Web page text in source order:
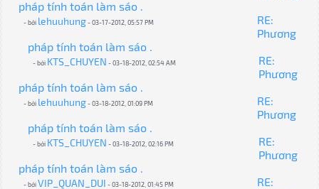
pháp tính toán làm sáo .
- bởi lehuuhung- 03-17-2012, 05:57 PM
RE:
Phương
pháp tính toán làm sáo .
- bởi KTS_CHUYEN - 03-18-2012, 02:54 AM
RE:
Phương
pháp tính toán làm sáo .
- bởi lehuuhung- 03-18-2012, 01:09 PM
RE:
Phương
pháp tính toán làm sáo .
- bởi KTS_CHUYEN - 03-18-2012, 02:16 PM
RE:
Phương
pháp tính toán làm sáo .
- bởiVIP_QUAN_DUI - 03-18-2012, 01:45 PM
RE: